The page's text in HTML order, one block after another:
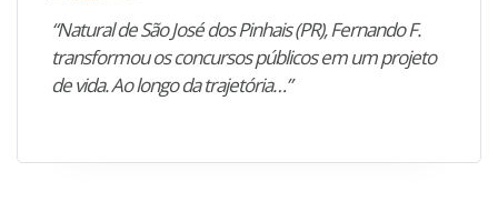
“Natural de São José dos Pinhais (PR), Fernando F.
transformou os concursos públicos em um projeto
de vida. Ao longo da trajetória…”